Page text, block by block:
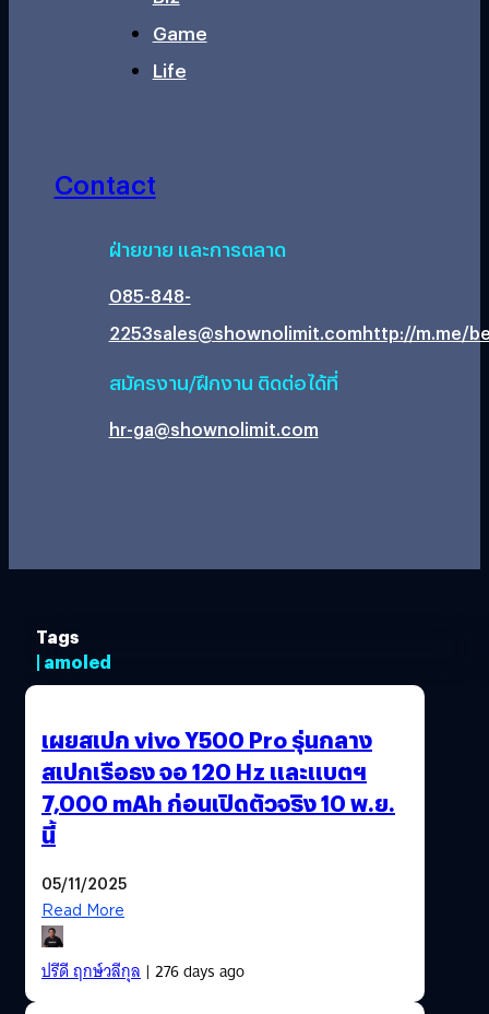
Game
Life
Contact
ฝ่ายขาย และการตลาด
085-848-
2253sales@shownolimit.comhttp://m.me/
สมัครงาน/ฝึกงาน ติดต่อได้ที่
hr-ga@shownolimit.com
Tags
| amoled
เผยสเปก vivo Y500 Pro รุ่นกลาง
สเปกเรือธง จอ 120 Hz และแบตฯ
7,000 mAh ก่อนเปิดตัวจริง 10 พ.ย.
นี้
05/11/2025
Read More
ปรีดี ฤกษ์วลีกุล| 276 days ago